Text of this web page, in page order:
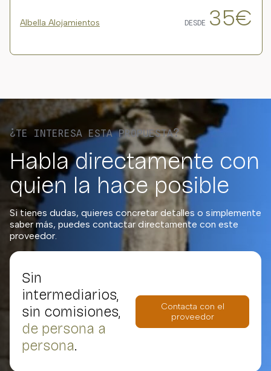
Albella Alojamientos DESDE 35€
¿TE INTERESA ESTA PROPUESTA?
Habla directamente con
quien la hace posible
Si tienes dudas, quieres concretar detalles o simplemente
saber más, puedes contactar directamente con este
proveedor.
Sin
intermediarios,
sin comisiones,
de persona a
persona.
Contacta con el
proveedor